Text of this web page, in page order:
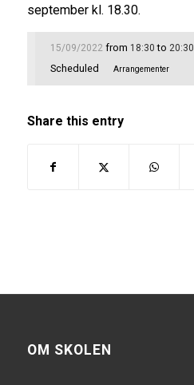
september kl. 18.30.
15/09/2022 from 18:30 to 20:30
Scheduled Arrangementer
Share this entry
OM SKOLEN